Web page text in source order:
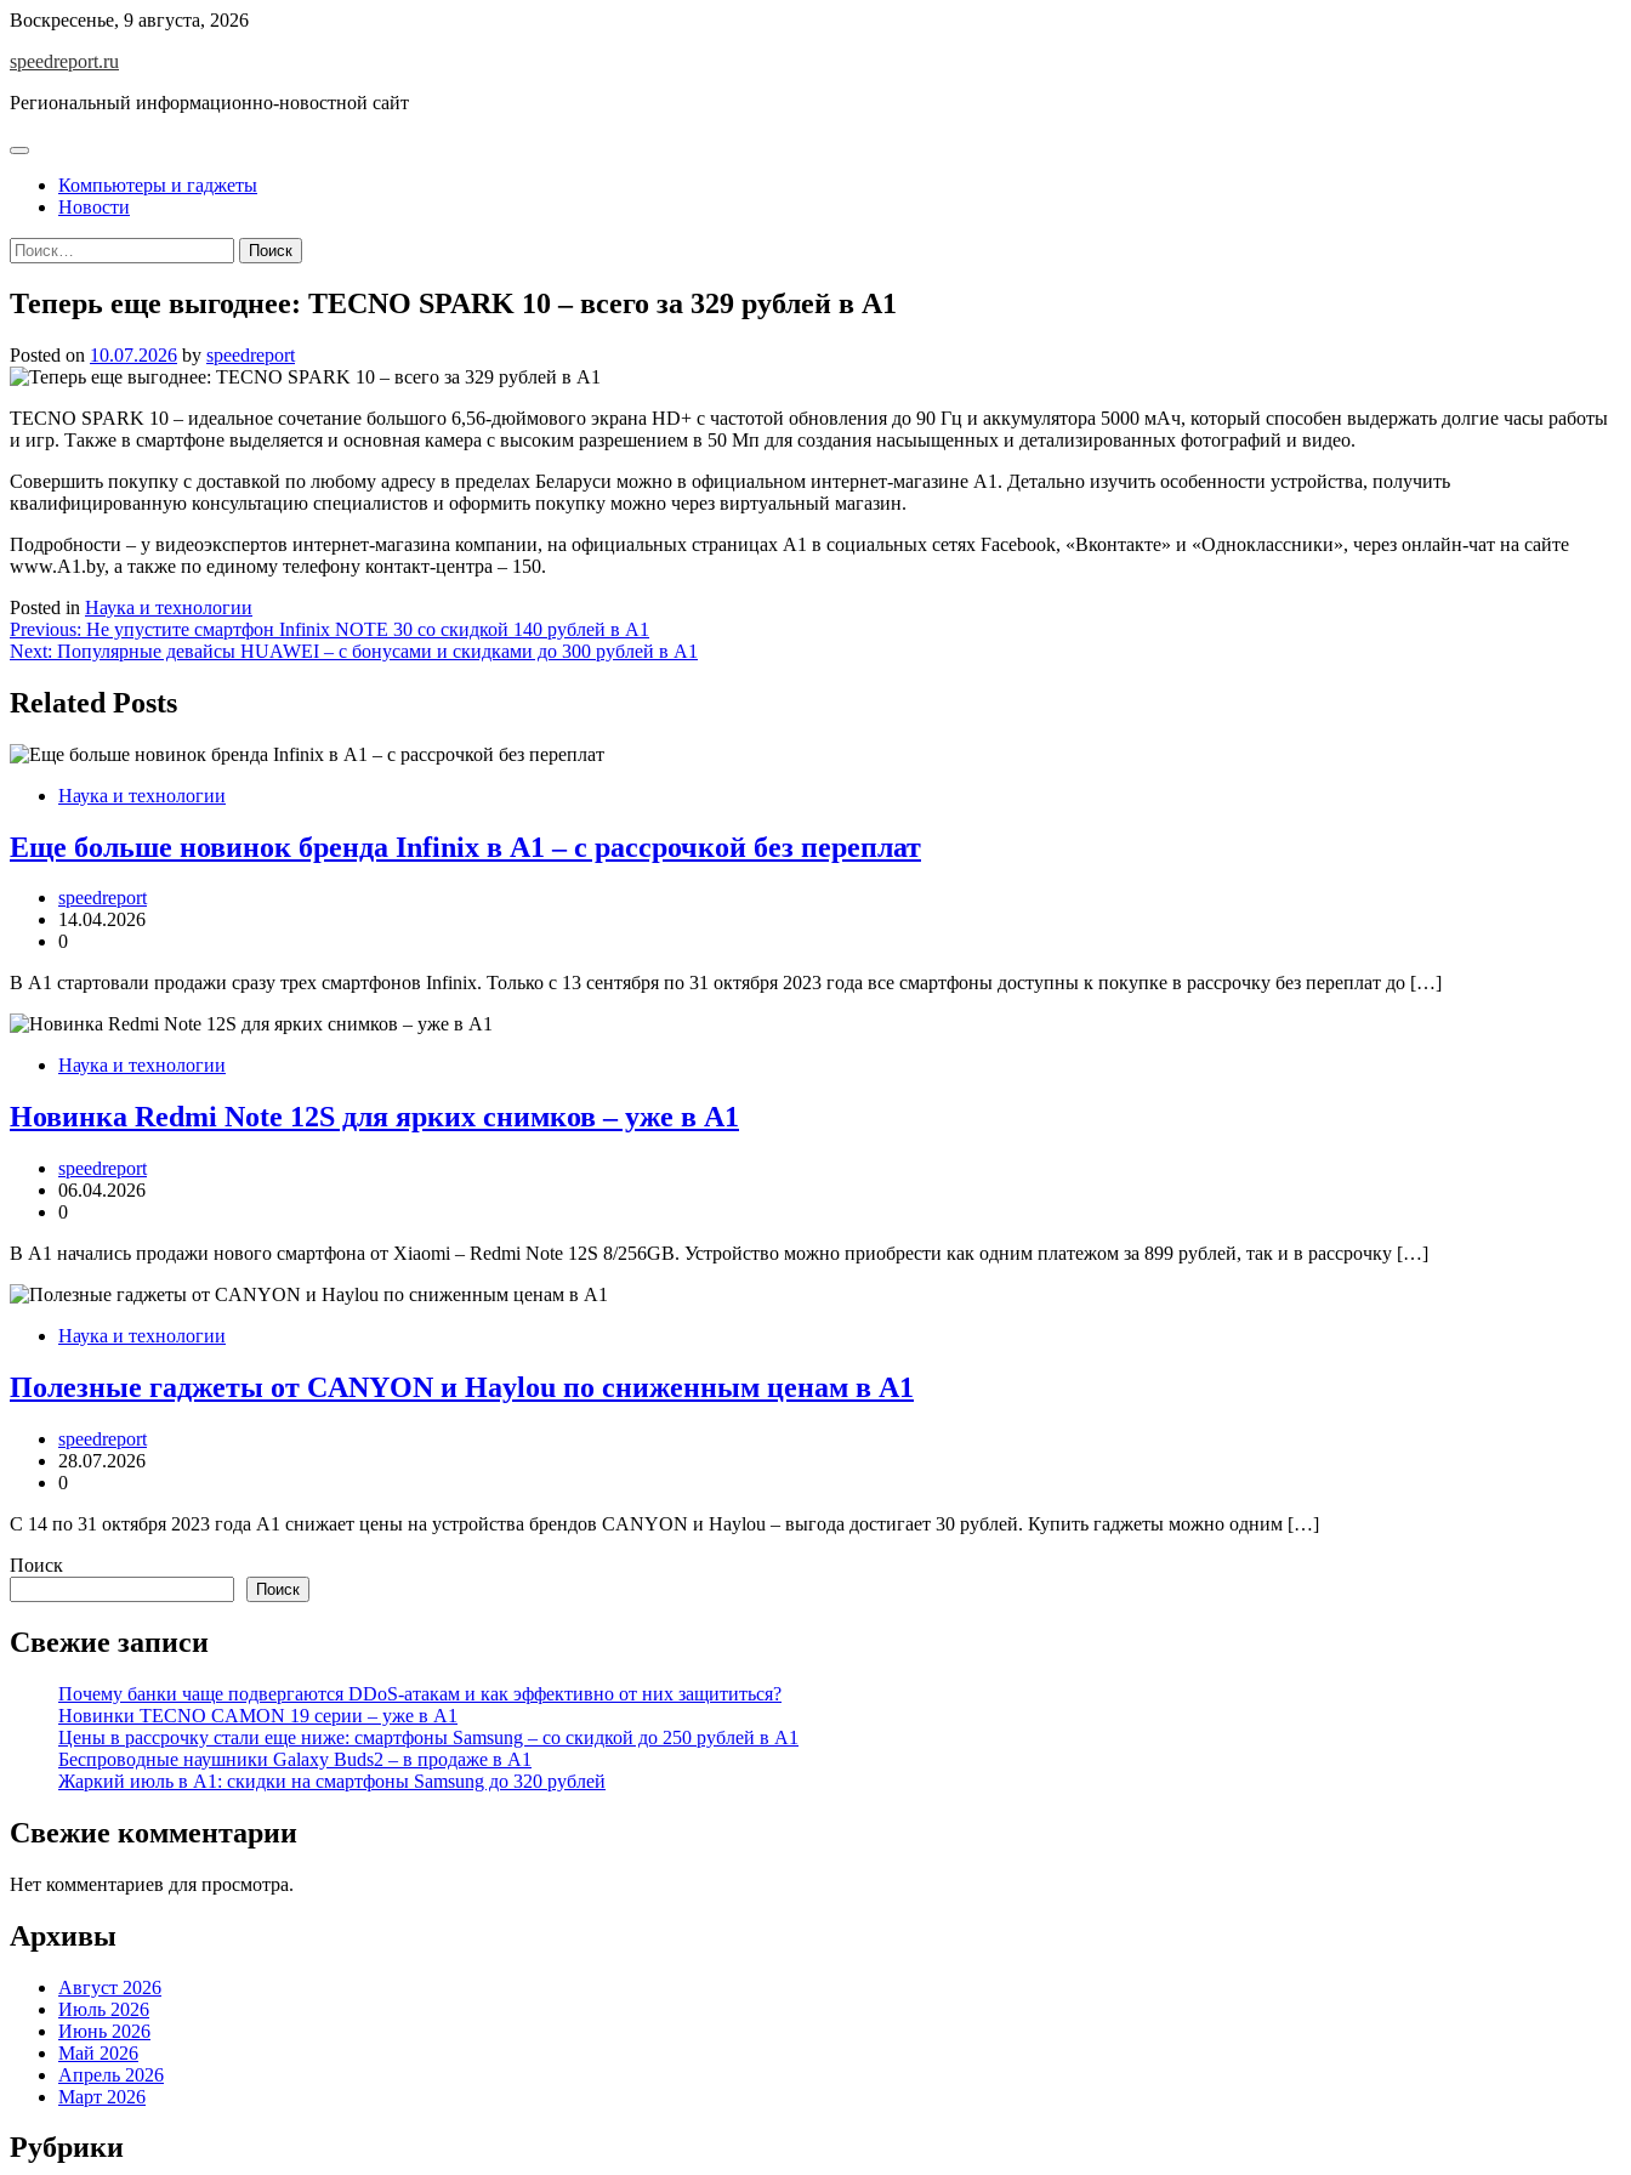
Skip
content
Воскресенье, 9 августа, 2026
speedreport.ru
Региональный информационно-новостной сайт
Компьютеры и гаджеты
Новости
Найти:
Теперь еще выгоднее: TECNO SPARK 10 – всего за 329 рублей в А1
Posted on 10.07.2026 by speedreport
TECNO SPARK 10 – идеальное сочетание большого 6,56-дюймового экрана HD+ с частотой обновления до 90 Гц и аккумулятора 5000 мАч, который способен выдержать долгие часы работы
и игр. Также в смартфоне выделяется и основная камера с высоким разрешением в 50 Мп для создания насыыщенных и детализированных фотографий и видео.
Совершить покупку с доставкой по любому адресу в пределах Беларуси можно в официальном интернет-магазине А1. Детально изучить особенности устройства, получить
квалифицированную консультацию специалистов и оформить покупку можно через виртуальный магазин.
Подробности – у видеоэкспертов интернет-магазина компании, на официальных страницах A1 в социальных сетях Facebook, «Вконтакте» и «Одноклассники», через онлайн-чат на сайте
www.A1.by, а также по единому телефону контакт-центра – 150.
Posted in Наука и технологии
Навигация
по
записям
Previous: Не упустите смартфон Infinix NOTE 30 со скидкой 140 рублей в А1
Next: Популярные девайсы HUAWEI – с бонусами и скидками до 300 рублей в А1
Related Posts
Наука и технологии
Еще больше новинок бренда Infinix в А1 – с рассрочкой без переплат
speedreport
14.04.2026
0
В А1 стартовали продажи сразу трех смартфонов Infinix. Только с 13 сентября по 31 октября 2023 года все смартфоны доступны к покупке в рассрочку без переплат до […]
Наука и технологии
Новинка Redmi Note 12S для ярких снимков – уже в А1
speedreport
06.04.2026
0
В А1 начались продажи нового смартфона от Xiaomi – Redmi Note 12S 8/256GB. Устройство можно приобрести как одним платежом за 899 рублей, так и в рассрочку […]
Наука и технологии
Полезные гаджеты от CANYON и Haylou по сниженным ценам в А1
speedreport
28.07.2026
0
С 14 по 31 октября 2023 года А1 снижает цены на устройства брендов CANYON и Haylou – выгода достигает 30 рублей. Купить гаджеты можно одним […]
Поиск
Поиск
Свежие записи
Почему банки чаще подвергаются DDoS-атакам и как эффективно от них защититься?
Новинки TECNO CAMON 19 серии – уже в А1
Цены в рассрочку стали еще ниже: смартфоны Samsung – со скидкой до 250 рублей в А1
Беспроводные наушники Galaxy Buds2 – в продаже в А1
Жаркий июль в А1: скидки на смартфоны Samsung до 320 рублей
Свежие комментарии
Нет комментариев для просмотра.
Архивы
Август 2026
Июль 2026
Июнь 2026
Май 2026
Апрель 2026
Март 2026
Рубрики